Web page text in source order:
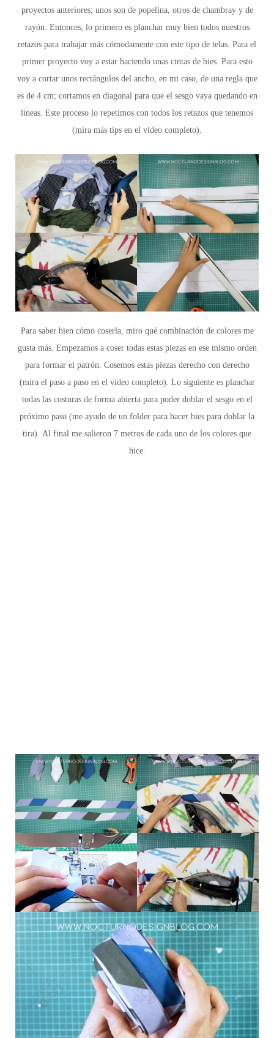
proyectos anteriores; unos son de popelina, otros de chambray y de
rayón. Entonces, lo primero es plancharmuy bien todos nuestros
retazos para trabajar más cómodamente con este tipo de telas. Para el
primer proyecto voy a estar haciendo unas cintas de bies. Para esto
voy a cortar unos rectángulos del ancho, en mi caso, de una regla que
es de 4 cm; cortamos en diagonal para que el sesgo vaya quedando en
líneas. Este proceso lo repetimos con todos los retazos que tenemos
(mira más tips en el video completo).
Para saber bien cómo coserla, miro qué combinación de colores me
gusta más. Empezamos a coser todas estas piezas en ese mismo orden
para formar el patrón. Cosemos estas piezas derecho con derecho
(mira el paso a paso en el video completo). Lo siguiente es planchar
todas las costuras de forma abierta para poder doblar el sesgo en el
próximo paso (me ayudo de un folder para hacer bies para doblar la
tira). Al final me salieron 7 metros de cada uno de los colores que
hice.